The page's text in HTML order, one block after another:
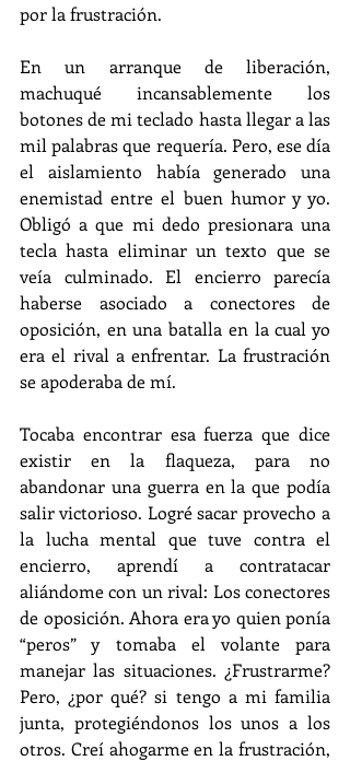
por la frustración.
En un arranque de liberación,
machuqué incansablemente los
botones de mi teclado hasta llegar a las
mil palabras que requería. Pero, ese día
el aislamiento había generado una
enemistad entre el buen humor y yo.
Obligó a que mi dedo presionara una
tecla hasta eliminar un texto que se
veía culminado. El encierro parecía
haberse asociado a conectores de
oposición, en una batalla en la cual yo
era el rival a enfrentar. La frustración
se apoderaba de mí.
Tocaba encontrar esa fuerza que dice
existir en la flaqueza, para no
abandonar una guerra en la que podía
salir victorioso. Logré sacar provecho a
la lucha mental que tuve contra el
encierro, aprendí a contratacar
aliándome con un rival: Los conectores
de oposición. Ahora era yo quien ponía
“peros” y tomaba el volante para
manejar las situaciones. ¿Frustrarme?
Pero, ¿por qué? si tengo a mi familia
junta, protegiéndonos los unos a los
otros. Creí ahogarme en la frustración,